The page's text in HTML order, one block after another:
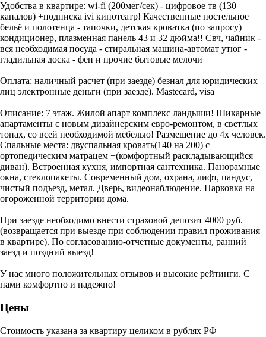
Удобства в квартире: wi-fi (200мег/сек) - цифровое тв (130
каналов) +подписка ivi кинотеатр! Качественные постельное
бельё и полотенца - тапочки, детская кроватка (по запросу)
кондиционер, плазменная панель 43 и 32 дюйма!! Свч, чайник -
вся необходимая посуда - стиральная машина-автомат утюг -
гладильная доска - фен и прочие бытовые мелочи
Оплата: наличный расчет (при заезде) безнал для юридических
лиц электронные деньги (при заезде). Mastecard, visa
Описание: 7 этаж. Жилой апарт комплекс ландыши! Шикарные
апартаменты с новым дизайнерским евро-ремонтом, в светлых
тонах, со всей необходимой мебелью! Размещение до 4х человек.
Спальные места: двуспальная кровать(140 на 200) с
ортопедическим матрацем +(комфортный раскладывающийся
диван). Встроенная кухня, импортная сантехника. Панорамные
окна, стеклопакеты. Современный дом, охрана, лифт, пандус,
чистый подъезд, метал. Дверь, видеонаблюдение. Парковка на
огороженной территории дома.
При заезде необходимо внести страховой депозит 4000 руб.
(возвращается при выезде при соблюдении правил проживания
в квартире). По согласованию-отчетные документы, ранний
заезд и поздний выезд!
У нас много положительных отзывов и высокие рейтинги. С
нами комфортно и надежно!
Цены
Стоимость указана за квартиру целиком в рублях РФ